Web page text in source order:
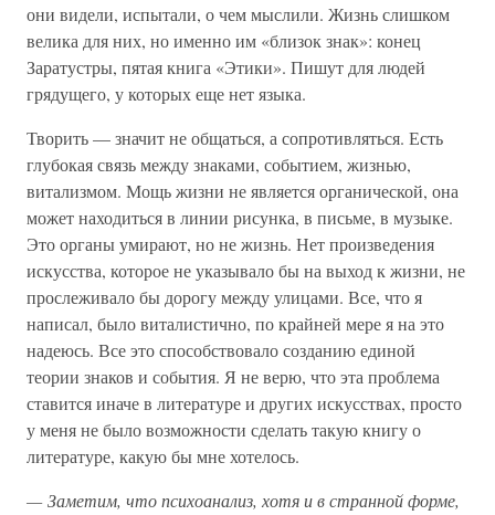
они видели, испытали, о чем мыслили. Жизнь слишком
велика для них, но именно им «близок знак»: конец
Заратустры, пятая книга «Этики». Пишут для людей
грядущего, у которых еще нет языка.
Творить — значит не общаться, а сопротивляться. Есть
глубокая связь между знаками, событием, жизнью,
витализмом. Мощь жизни не является органической, она
может находиться в линии рисунка, в письме, в музыке.
Это органы умирают, но не жизнь. Нет произведения
искусства, которое не указывало бы на выход к жизни, не
прослеживало бы дорогу между улицами. Все, что я
написал, было виталистично, по крайней мере я на это
надеюсь. Все это способствовало созданию единой
теории знаков и события. Я не верю, что эта проблема
ставится иначе в литературе и других искусствах, просто
у меня не было возможности сделать такую книгу о
литературе, какую бы мне хотелось.
— Заметим, что психоанализ, хотя и в странной форме,